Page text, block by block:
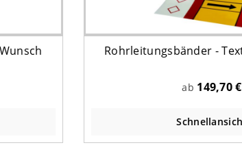
Rohrleitungsbänder -
ab 149,70 €